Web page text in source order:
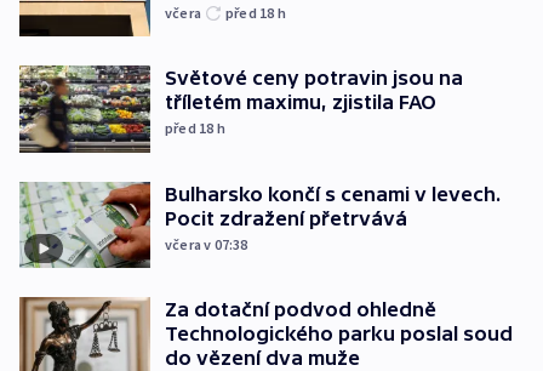
včera před 18 h
Světové ceny potravin jsou na
tříletém maximu, zjistila FAO
před 18 h
Bulharsko končí s cenami v levech.
Pocit zdražení přetrvává
včera v 07:38
Za dotační podvod ohledně
Technologického parku poslal soud
do vězení dva muže